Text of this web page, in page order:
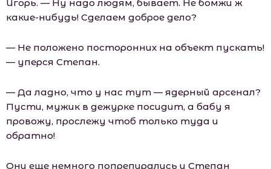
Игорь. — Ну надо людям, бывает. Не бомжи ж
какие-нибудь! Сделаем доброе дело?
— Не положено посторонних на объект пускать!
— уперся Степан.
— Да ладно, что у нас тут — ядерный арсенал?
Пусти, мужик в дежурке посидит, а бабу я
провожу, прослежу чтоб только туда и
обратно!
Они еще немного попрепирались и Степан